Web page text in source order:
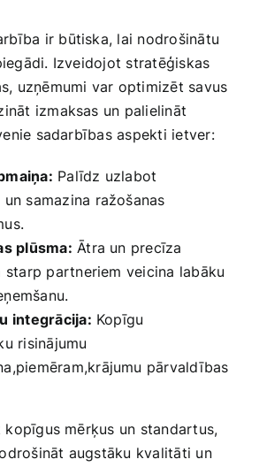
ir būtiska, lai nodrošinātu
Izveidojot stratēģiskas
uzņēmumi var optimizēt savus
izmaksas un palielināt
sadarbības aspekti ietver:
Palīdz uzlabot
samazina ražošanas
plūsma: Ātra un ‌precīza
starp partneriem veicina labāku
integrācija: Kopīgu
risinājumu
pārvaldības
mērķus un standartus,
augstāku kvalitāti un